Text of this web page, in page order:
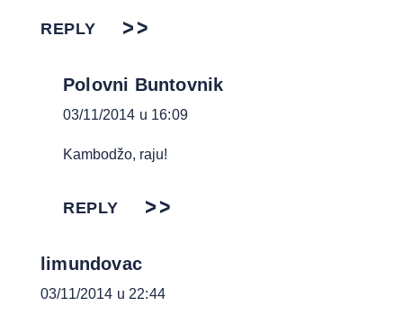
REPLY
Polovni Buntovnik
03/11/2014 u 16:09
Kambodžo, raju!
REPLY
limundovac
03/11/2014 u 22:44